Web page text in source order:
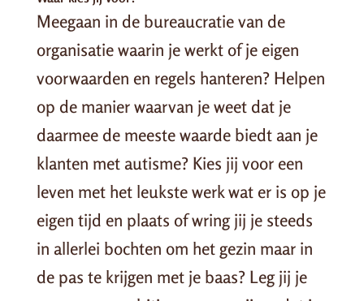
Meegaan in de bureaucratie van de
organisatie waarin je werkt of je eigen
voorwaarden en regels hanteren? Helpen
op de manier waarvan je weet dat je
daarmee de meeste waarde biedt aan je
klanten met autisme? Kies jij voor een
leven met het leukste werk wat er is op je
eigen tijd en plaats of wring jij je steeds
in allerlei bochten om het gezin maar in
de pas te krijgen met je baas? Leg jij je